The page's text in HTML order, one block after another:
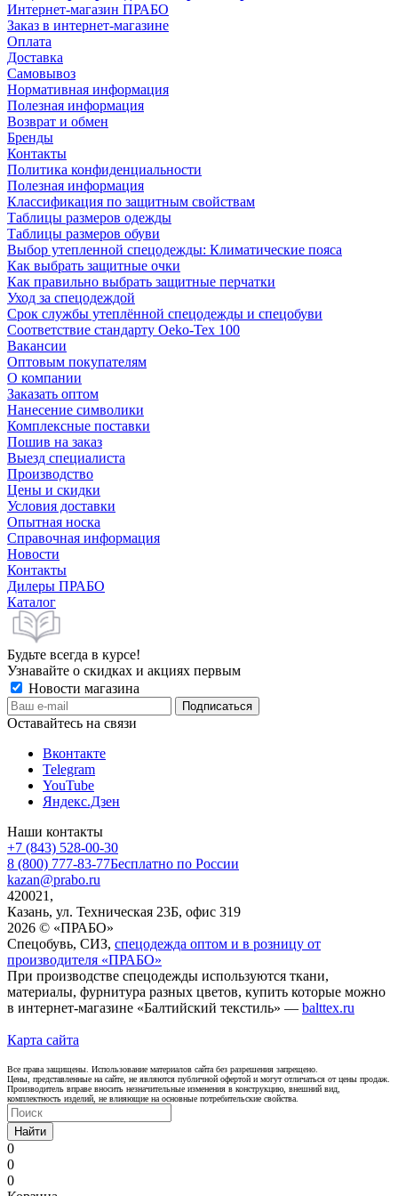
Интернет-магазин ПРАБО
Заказ в интернет-магазине
Оплата
Доставка
Самовывоз
Нормативная информация
Полезная информация
Возврат и обмен
Бренды
Контакты
Политика конфиденциальности
Полезная информация
Классификация по защитным свойствам
Таблицы размеров одежды
Таблицы размеров обуви
Выбор утепленной спецодежды: Климатические пояса
Как выбрать защитные очки
Как правильно выбрать защитные перчатки
Уход за спецодеждой
Срок службы утеплённой спецодежды и спецобуви
Соответствие стандарту Oeko-Tex 100
Вакансии
Оптовым покупателям
О компании
Заказать оптом
Нанесение символики
Комплексные поставки
Пошив на заказ
Выезд специалиста
Производство
Цены и скидки
Условия доставки
Опытная носка
Справочная информация
Новости
Контакты
Дилеры ПРАБО
Каталог
Будьте всегда в курсе!
Узнавайте о скидках и акциях первым
Новости магазина
Оставайтесь на связи
Вконтакте
Telegram
YouTube
Яндекс.Дзен
Наши контакты
+7 (843) 528-00-30
8 (800) 777-83-77Бесплатно по России
kazan@prabo.ru
420021,
Казань, ул. Техническая 23Б, офис 319
2026 © «ПРАБО»
Спецобувь, СИЗ, спецодежда оптом и в розницу от
производителя «ПРАБО»
При производстве спецодежды используются ткани,
материалы, фурнитура разных цветов, купить которые можно
в интернет-магазине «Балтийский текстиль» — balttex.ru
Карта сайта
Все права защищены. Использование материалов сайта без разрешения запрещено.
Цены, представленные на сайте, не являются публичной офертой и могут отличаться от цены продаж.
Производитель вправе вносить незначительные изменения в конструкцию, внешний вид,
комплектность изделий, не влияющие на основные потребительские свойства.
Найти
0
0
0